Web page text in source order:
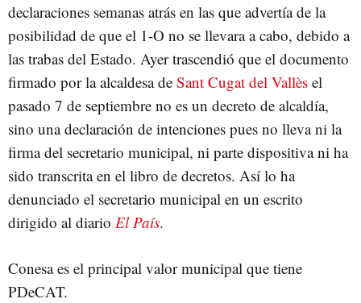
declaraciones semanas atrás en las que advertía de la
posibilidad de que el 1-O no se llevara a cabo, debido a
las trabas del Estado. Ayer trascendió que el documento
firmado por la alcaldesa de Sant Cugat del Vallès el
pasado 7 de septiembre no es un decreto de alcaldía,
sino una declaración de intenciones pues no lleva ni la
firma del secretario municipal, ni parte dispositiva ni ha
sido transcrita en el libro de decretos. Así lo ha
denunciado el secretario municipal en un escrito
dirigido al diario El País.
Conesa es el principal valor municipal que tiene
PDeCAT.